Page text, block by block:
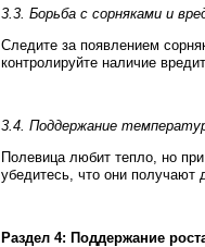
3.3. Борьба с сорняками и
Следите за появлением
контролируйте наличие
3.4. Поддержание
Полевица любит тепло, но
убедитесь, что они получают
Раздел 4: Поддержание